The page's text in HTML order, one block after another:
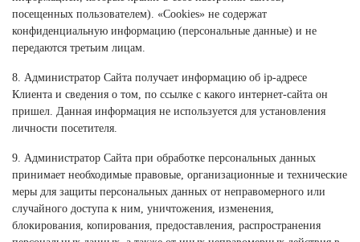
посещенных пользователем). «Cookies» не содержат
конфиденциальную информацию (персональные данные) и не
передаются третьим лицам.
8. Администратор Сайта получает информацию об ip-адресе
Клиента и сведения о том, по ссылке с какого интернет-сайта он
пришел. Данная информация не используется для установления
личности посетителя.
9. Администратор Сайта при обработке персональных данных
принимает необходимые правовые, организационные и технические
меры для защиты персональных данных от неправомерного или
случайного доступа к ним, уничтожения, изменения,
блокирования, копирования, предоставления, распространения